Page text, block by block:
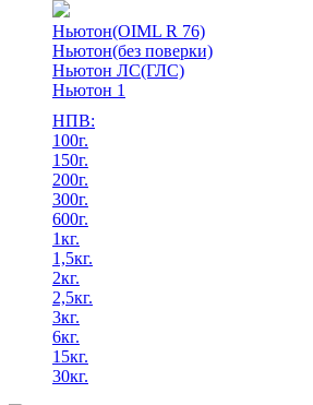
Ньютон(OIML R 76)
Ньютон(без поверки)
Ньютон ЛС(ГЛС)
Ньютон 1
НПВ:
100г.
150г.
200г.
300г.
600г.
1кг.
1,5кг.
2кг.
2,5кг.
3кг.
6кг.
15кг.
30кг.